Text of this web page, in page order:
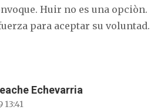
Huir no es una opciòn.
para aceptar su voluntad.
Echevarria
13:41